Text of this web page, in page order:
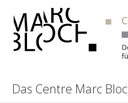
Das Centre Marc